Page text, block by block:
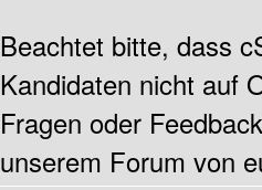
Beachtet bitte, dass
Kandidaten nicht auf
Fragen oder
unserem Forum von